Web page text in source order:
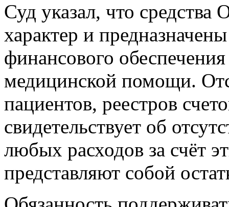
Суд указал, что
характер и
финансового
медицинской помощи.
пациентов, реестров
свидетельствует об
любых расходов за счёт
представляют собой